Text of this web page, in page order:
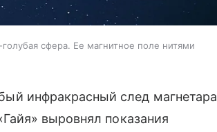
сфера. Ее магнитное поле нитями
инфракрасный след магнетара
выровнял показания